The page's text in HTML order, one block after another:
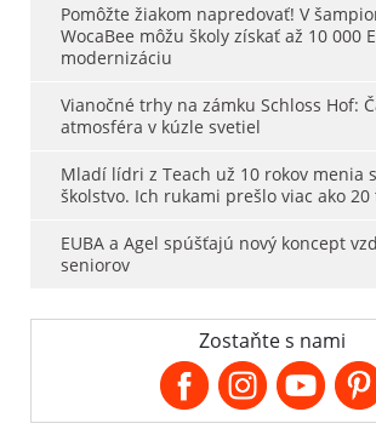
Pomôžte žiakom napredovať! V
WocaBee môžu školy získať až 10 000
modernizáciu
Vianočné trhy na zámku Schloss Hof:
atmosféra v kúzle svetiel
Mladí lídri z Teach už 10 rokov menia
školstvo. Ich rukami prešlo viac ako
EUBA a Agel spúšťajú nový koncept
seniorov
Zostaňte s nami